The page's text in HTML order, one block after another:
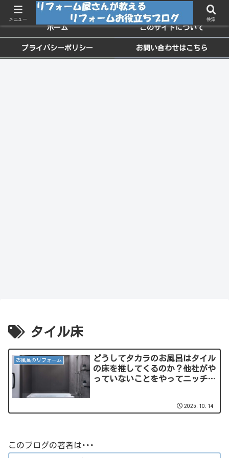
ちょっと役に立つお家のメンテナンス情報
ホーム このサイトについて
プライバシーポリシー お問い合わせはこちら
タイル床
お風呂のリフォーム
どうしてタカラのお風呂はタイル
の床を推してくるのか？他社がや
っていないことをやってニッチな
2025.10.14
このブログの著者は･･･
メニュー 検索